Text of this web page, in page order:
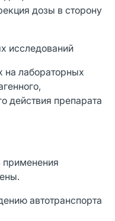
дозы в сторону
исследований
на лабораторных
действия препарата
применения
автотранспорта